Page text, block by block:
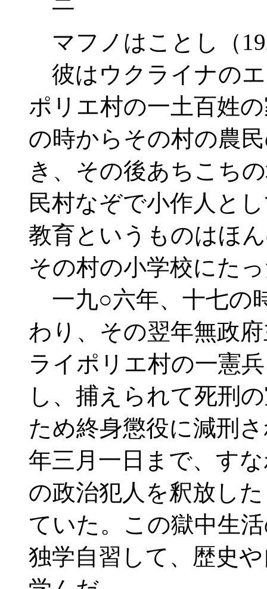
マフノはことし（
彼はウクライナの
ポリエ村の一土百姓
の時からその村の農
き、その後あちこち
民村なぞで小作人と
教育というものはほ
その村の小学校にた
一九○六年、十七の
わり、その翌年無政
ライポリエ村の一憲
し、捕えられて死刑
ため終身懲役に減刑
年三月一日まで、す
の政治犯人を釈放し
ていた。この獄中生
独学自習して、歴史